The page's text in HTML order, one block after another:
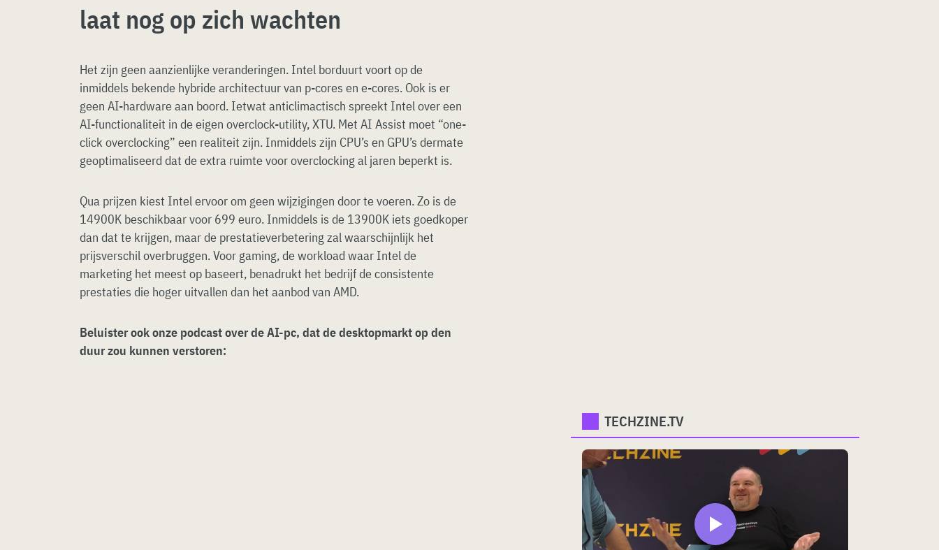
laat nog op zich wachten
Het zijn geen aanzienlijke veranderingen. Intel borduurt voort op de
inmiddels bekende hybride architectuur van p-cores en e-cores. Ook is er
geen AI-hardware aan boord. Ietwat anticlimactisch spreekt Intel over een
AI-functionaliteit in de eigen overclock-utility, XTU. Met AI Assist moet “one-
click overclocking” een realiteit zijn. Inmiddels zijn CPU’s en GPU’s dermate
geoptimaliseerd dat de extra ruimte voor overclocking al jaren beperkt is.
Qua prijzen kiest Intel ervoor om geen wijzigingen door te voeren. Zo is de
14900K beschikbaar voor 699 euro. Inmiddels is de 13900K iets goedkoper
dan dat te krijgen, maar de prestatieverbetering zal waarschijnlijk het
prijsverschil overbruggen. Voor gaming, de workload waar Intel de
marketing het meest op baseert, benadrukt het bedrijf de consistente
prestaties die hoger uitvallen dan het aanbod van AMD.
Beluister ook onze podcast over de AI-pc, dat de desktopmarkt op den
duur zou kunnen verstoren:
TECHZINE.TV